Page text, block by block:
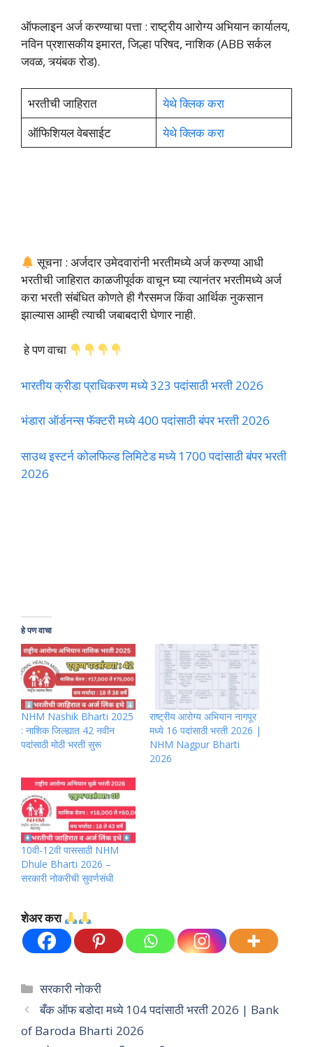
ऑफलाइन अर्ज करण्याचा पत्ता : राष्ट्रीय आरोग्य अभियान कार्यालय,
नविन प्रशासकीय इमारत, जिल्हा परिषद, नाशिक (ABB सर्कल
जवळ, त्र्यंबक रोड).
भरतीची जाहिरात
येथे क्लिक करा
ऑफिशियल वेबसाईट
येथे क्लिक करा
सूचना : अर्जदार उमेदवारांनी भरतीमध्ये अर्ज करण्या आधी
भरतीची जाहिरात काळजीपूर्वक वाचून घ्या त्यानंतर भरतीमध्ये अर्ज
करा भरती संबंधित कोणते ही गैरसमज किंवा आर्थिक नुकसान
झाल्यास आम्ही त्याची जबाबदारी घेणार नाही.
हे पण वाचा
भारतीय क्रीडा प्राधिकरण मध्ये 323 पदांसाठी भरती 2026
भंडारा ऑर्डनन्स फॅक्टरी मध्ये 400 पदांसाठी बंपर भरती 2026
साउथ इस्टर्न कोलफिल्ड लिमिटेड मध्ये 1700 पदांसाठी बंपर भरती
2026
हे पण वाचा
NHM Nashik Bharti 2025
: नाशिक जिल्ह्यात 42 नवीन
पदांसाठी मोठी भरती सुरू
राष्ट्रीय आरोग्य अभियान नागपूर
मध्ये 16 पदांसाठी भरती 2026 |
NHM Nagpur Bharti
2026
10वी-12वी पाससाठी NHM
Dhule Bharti 2026 –
सरकारी नोकरीची सुवर्णसंधी
शेअर करा
Categories
सरकारी नोकरी
बँक ऑफ बडोदा मध्ये 104 पदांसाठी भरती 2026 | Bank
of Baroda Bharti 2026